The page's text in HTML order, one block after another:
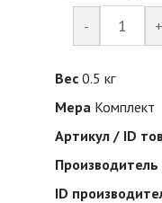
- +
Вес 0.5 кг
Мера Комплект
Артикул / ID
Производитель
ID